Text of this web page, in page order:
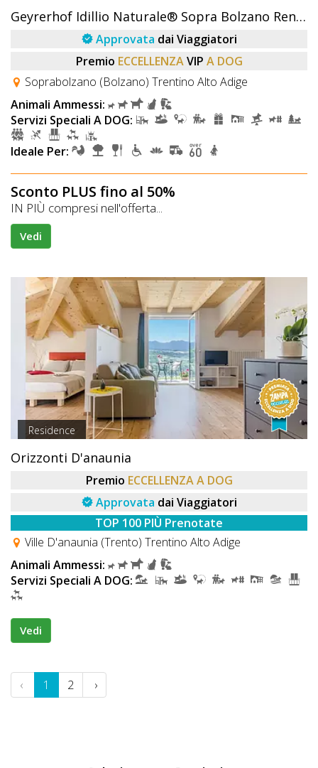
Geyrerhof Idillio Naturale® Sopra Bolzano Renon
Approvata dai Viaggiatori
Premio ECCELLENZA VIP A DOG
Soprabolzano (Bolzano) Trentino Alto Adige
Animali Ammessi:
Servizi Speciali A DOG:
Ideale Per:
Sconto PLUS fino al 50%
IN PIÙ compresi nell'offerta...
Vedi
Residence
Orizzonti D'anaunia
Premio ECCELLENZA A DOG
Approvata dai Viaggiatori
TOP 100 PIÙ Prenotate
Ville D'anaunia (Trento) Trentino Alto Adige
Animali Ammessi:
Servizi Speciali A DOG:
Vedi
‹ 1 2 ›